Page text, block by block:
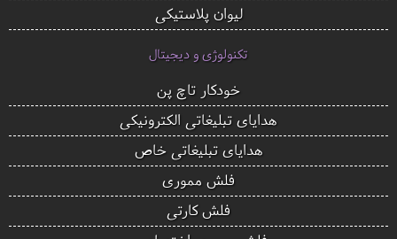
لیوان پلاستیکی
تکنولوژی و دیجیتال
خودکار تاچ پن
هدایای تبلیغاتی الکترونیکی
هدایای تبلیغاتی خاص
فلش مموری
فلش کارتی